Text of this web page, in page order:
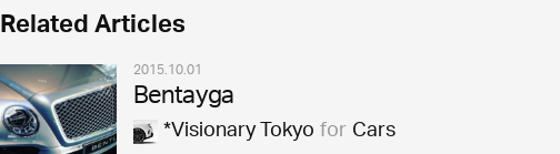
Related Articles
2015.10.01
Bentayga
*Visionary TokyoforCars